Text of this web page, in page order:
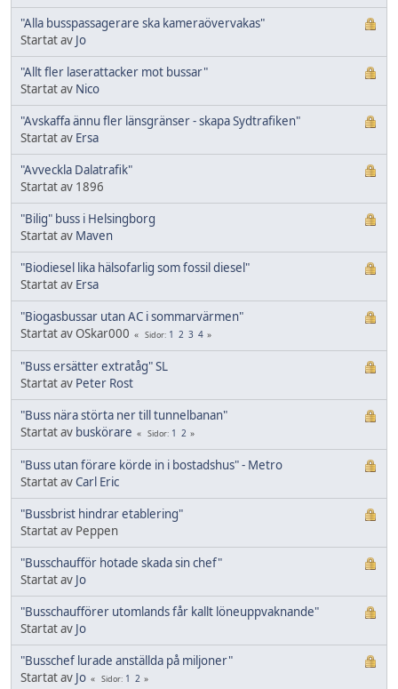
"Alla busspassagerare ska kameraövervakas"
Startat av Jo
"Allt fler laserattacker mot bussar"
Startat av Nico
"Avskaffa ännu fler länsgränser - skapa Sydtrafiken"
Startat av Ersa
"Avveckla Dalatrafik"
Startat av 1896
"Bilig" buss i Helsingborg
Startat av Maven
"Biodiesel lika hälsofarlig som fossil diesel"
Startat av Ersa
"Biogasbussar utan AC i sommarvärmen"
Startat av OSkar000
Sidor 1 2 3 4
"Buss ersätter extratåg" SL
Startat av Peter Rost
"Buss nära störta ner till tunnelbanan"
Startat av buskörare Sidor 1 2
"Buss utan förare körde in i bostadshus" - Metro
Startat avCarl Eric
"Bussbrist hindrar etablering"
Startat av Peppen
"Busschaufför hotade skada sin chef"
Startat av Jo
"Busschaufförer utomlands får kallt löneuppvaknande"
Startat av Jo
"Busschef lurade anställda på miljoner"
Startat av Jo Sidor 1 2